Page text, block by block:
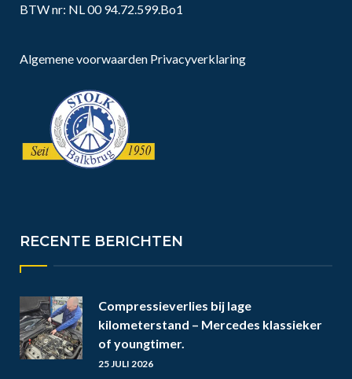
BTW nr: NL 00 94.72.599.Bo1
Algemene voorwaarden Privacyverklaring
RECENTE BERICHTEN
Compressieverlies bij lage
kilometerstand – Mercedes klassieker
of youngtimer.
25 JULI 2026